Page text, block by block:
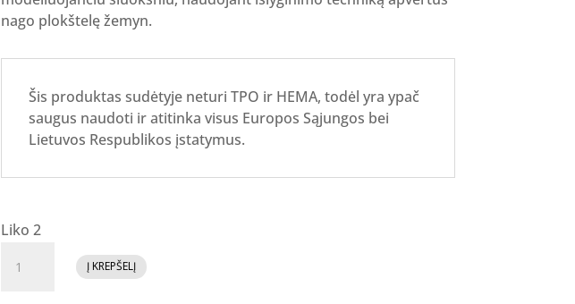
nago plokštelę žemyn.
Šis produktas sudėtyje neturi TPO ir HEMA, todėl yra ypač
saugus naudoti ir atitinka visus Europos Sąjungos bei
Lietuvos Respublikos įstatymus.
Liko 2
kiekis:
Į KREPŠELĮ